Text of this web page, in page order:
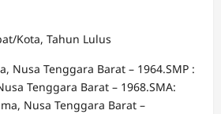
Kota, Tahun Lulus
Nusa Tenggara Barat – 1964.SMP :
Tenggara Barat – 1968.SMA:
Nusa Tenggara Barat –